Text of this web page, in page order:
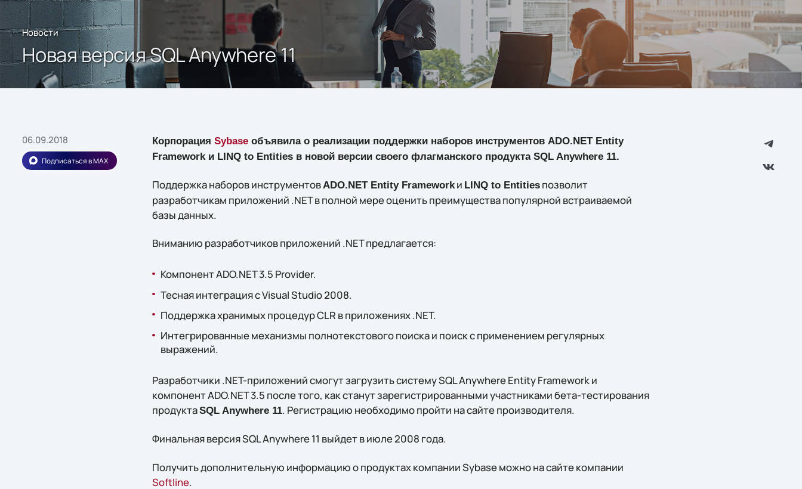
Новости
Новая версия SQL Anywhere 11
06.09.2018
Подписаться в MAX
Корпорация Sybaseобъявила о реализации поддержки наборов инструментов ADO.NET Entity
Framework и LINQ to Entities в новой версии своего флагманского продукта SQL Anywhere 11.
Поддержка наборов инструментовADO.NET Entity Frameworkи LINQ to Entitiesпозволит
разработчикам приложений .NET в полной мере оценить преимущества популярной встраиваемой
базы данных.
Вниманию разработчиков приложений .NET предлагается:
Компонент ADO.NET 3.5 Provider.
Тесная интеграция с Visual Studio 2008.
Поддержка хранимых процедур CLR в приложениях .NET.
Интегрированные механизмы полнотекстового поиска и поиск с применением регулярных
выражений.
Разработчики .NET-приложений смогут загрузить систему SQL Anywhere Entity Framework и
компонент ADO.NET 3.5 после того, как станут зарегистрированными участниками бета-тестирования
продуктаSQL Anywhere 11. Регистрацию необходимо пройти на сайте производителя.
Финальная версия SQL Anywhere 11 выйдет в июле 2008 года.
Получить дополнительную информацию о продуктах компании Sybase можно на сайте компании
Softline.